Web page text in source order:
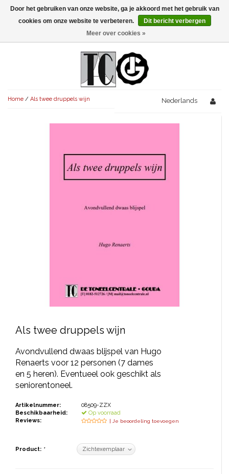
Menu
AVONDVULLEND (+75')
KORT (-30')
AVONDVULLEND (+75')
OVERIG (30'-75')
AVONDVULLEND (+75')
SPEKTAKELSTUKKEN
JUBILEUMSTUK
THEATERBOEKEN
SKETCHES
Home / Als twee druppels wijn Nederlands
Als twee druppels wijn
Avondvullend dwaas blijspel van Hugo
Renaerts voor 12 personen (7 dames
en 5 heren). Eventueel ook geschikt als
seniorentoneel.
Artikelnummer:
08509-ZZX
Beschikbaarheid:
Op voorraad
Reviews:
| Je beoordeling toevoegen
Product: *
Door het gebruiken van onze website, ga je akkoord met het gebruik van
cookies om onze website te verbeteren.
Dit bericht verbergen
Meer over cookies »